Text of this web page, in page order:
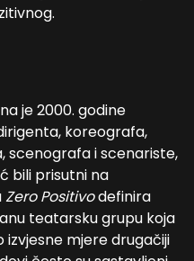
je 2000. godine
koreografa,
scenografa i scenariste,
bili prisutni na
Zero Positivodefinira
teatarsku grupu koja
mjere drugačiji